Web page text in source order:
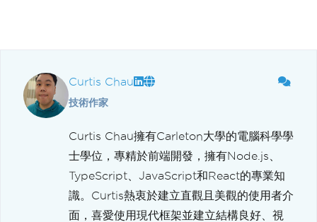
Curtis Chau
技術作家
Curtis Chau擁有Carleton大學的電腦科學學
士學位，專精於前端開發，擁有Node.js、
TypeScript、JavaScript和React的專業知
識。Curtis熱衷於建立直觀且美觀的使用者介
面，喜愛使用現代框架並建立結構良好、視